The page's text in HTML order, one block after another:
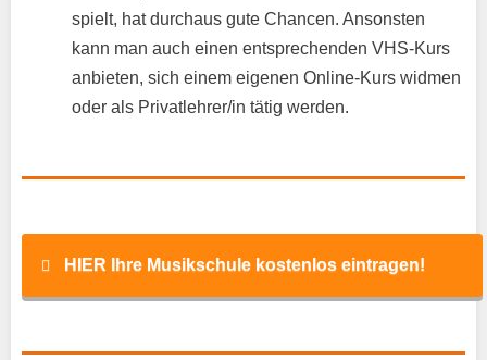
spielt, hat durchaus gute Chancen. Ansonsten
kann man auch einen entsprechenden VHS-Kurs
anbieten, sich einem eigenen Online-Kurs widmen
oder als Privatlehrer/in tätig werden.
HIER Ihre Musikschule kostenlos eintragen!